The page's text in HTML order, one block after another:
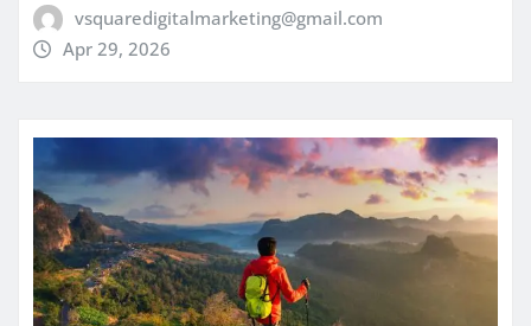
vsquaredigitalmarketing@gmail.com
Apr 29, 2026